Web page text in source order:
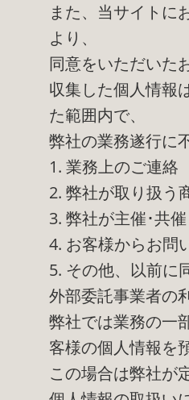
また、当サイトに
より、
同意をいただいた
収集した個人情報
た範囲内で、
弊社の業務遂行に
1. 業務上のご連絡
2. 弊社が取り扱う
3. 弊社が主催･共
4. お客様からお問
5. その他、以前に
外部委託事業者の
弊社では業務の一
客様の個人情報を
この場合は弊社が